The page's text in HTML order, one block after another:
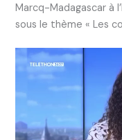
Marcq-Madagascar à
sous le thème « Les